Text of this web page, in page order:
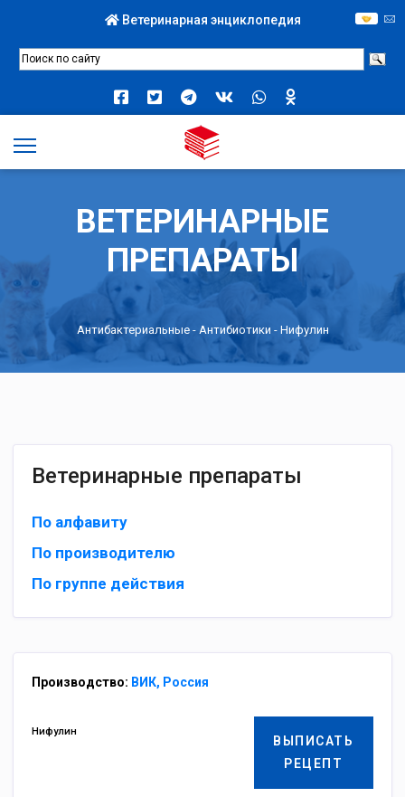
Ветеринарная энциклопедия
ВЕТЕРИНАРНЫЕ
ПРЕПАРАТЫ
Антибактериальные- Антибиотики - Нифулин
Ветеринарные препараты
По алфавиту
По производителю
По группе действия
Производство: ВИК, Россия
ВЫПИСАТЬ
РЕЦЕПТ
Нифулин